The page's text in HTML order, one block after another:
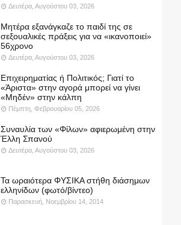
Δευτέρα, Αυγούστου 03, 2026
Μητέρα εξανάγκαζε το παιδί της σε
σεξουαλικές πράξεις για να «ικανοποιεί»
56χρονο
Δευτέρα, Αυγούστου 03, 2026
Επιχειρηματίας ή Πολιτικός; Γιατί το
«Άριστα» στην αγορά μπορεί να γίνει
«Μηδέν» στην κάλπη
Πέμπτη, Φεβρουαρίου 05, 2026
Συναυλία των «Φίλων» αφιερωμένη στην
Έλλη Σπανού
Δευτέρα, Αυγούστου 03, 2026
Τα ωραιότερα ΦΥΣΙΚΑ στήθη διάσημων
ελληνίδων (φωτό/βίντεο)
Παρασκευή, Νοεμβρίου 14, 2014